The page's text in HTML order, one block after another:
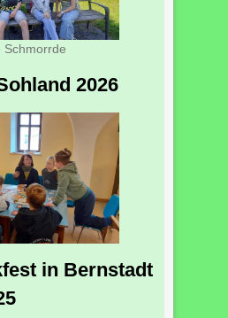
Schmorrde
2026
in Bernstadt